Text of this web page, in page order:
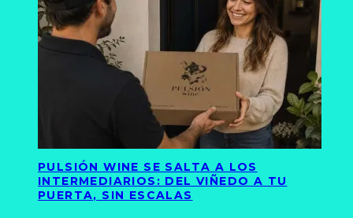
PULSIÓN WINE SE SALTA A LOS
INTERMEDIARIOS: DEL VIÑEDO A TU
PUERTA, SIN ESCALAS